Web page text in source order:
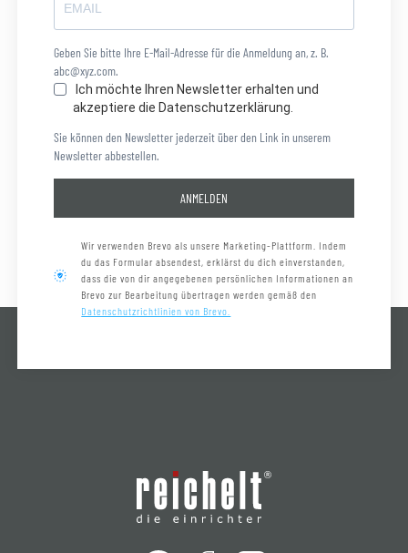
Geben Sie bitte Ihre E-Mail-Adresse für die Anmeldung an, z. B.
abc@xyz.com.
Ich möchte Ihren Newsletter erhalten und
akzeptiere die Datenschutzerklärung.
Sie können den Newsletter jederzeit über den Link in unserem
Newsletter abbestellen.
ANMELDEN
Wir verwenden Brevo als unsere Marketing-Plattform. Indem
du das Formular absendest, erklärst du dich einverstanden,
dass die von dir angegebenen persönlichen Informationen an
Brevo zur Bearbeitung übertragen werden gemäß den
Datenschutzrichtlinien von Brevo.